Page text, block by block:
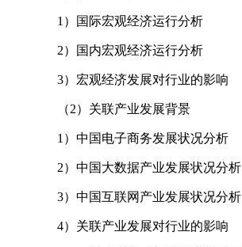
1）国际宏观经济运行分析
2）国内宏观经济运行分析
3）宏观经济发展对行业的影响
（2）关联产业发展背景
1）中国电子商务发展状况分析
2）中国大数据产业发展状况分析
3）中国互联网产业发展状况分析
4）关联产业发展对行业的影响